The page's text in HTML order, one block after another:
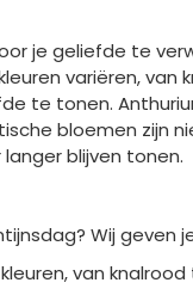
je geliefde te
variëren,
te tonen.
bloemen zijn
blijven tonen.
Wij geven
van